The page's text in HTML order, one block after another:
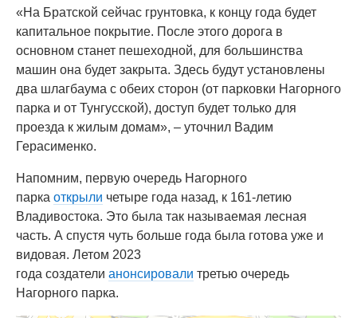
«На Братской сейчас грунтовка, к концу года будет
капитальное покрытие. После этого дорога в
основном станет пешеходной, для большинства
машин она будет закрыта. Здесь будут установлены
два шлагбаума с обеих сторон (от парковки Нагорного
парка и от Тунгусской), доступ будет только для
проезда к жилым домам», – уточнил Вадим
Герасименко.
Напомним, первую очередь Нагорного
парка открыли четыре года назад, к 161-летию
Владивостока. Это была так называемая лесная
часть. А спустя чуть больше года была готова уже и
видовая. Летом 2023
года создатели анонсировали третью очередь
Нагорного парка.